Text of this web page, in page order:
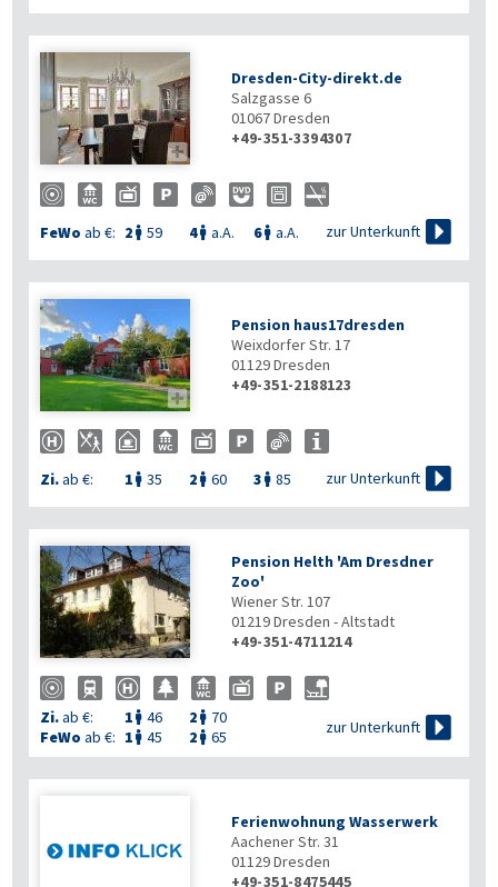

Dresden-City-direkt.de
Salzgasse 6
01067Dresden
+49-351-3394307
FeWo ab €: 2  59 4 a.A. 6 a.A. zur Unterkunft 

Pension haus17dresden
Weixdorfer Str. 17
01129Dresden
+49-351-2188123
Zi.ab €: 1  35 2  60 3  85 zur Unterkunft 
Pension Helth 'Am Dresdner
Zoo'
Wiener Str. 107
01219Dresden - Altstadt
+49-351-4711214
Zi.ab €: 1  46 2  70
FeWo ab €: 1  45 2  65
zur Unterkunft 
Ferienwohnung Wasserwerk
Aachener Str. 31
01129Dresden
+49-351-8475445